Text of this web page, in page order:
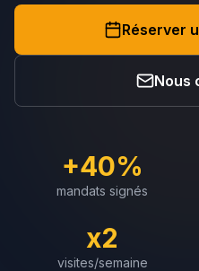
Réserver
Nous
+40%
mandats signés
x2
visites/semaine